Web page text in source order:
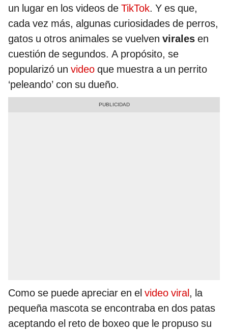
un lugar en los videos de TikTok. Y es que,
cada vez más, algunas curiosidades de perros,
gatos u otros animales se vuelven virales en
cuestión de segundos. A propósito, se
popularizó un video que muestra a un perrito
‘peleando’ con su dueño.
Como se puede apreciar en el video viral, la
pequeña mascota se encontraba en dos patas
aceptando el reto de boxeo que le propuso su